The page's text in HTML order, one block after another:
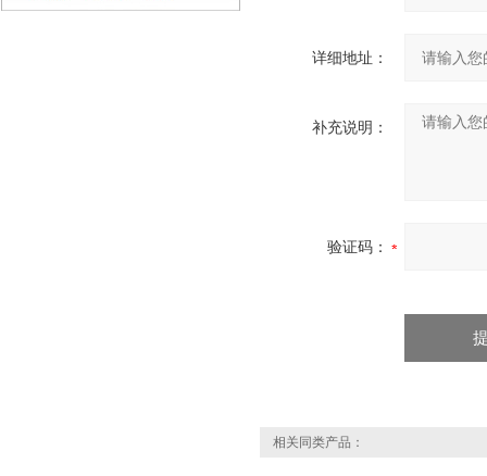
详细地址：
补充说明：
验证码：
相关同类产品：